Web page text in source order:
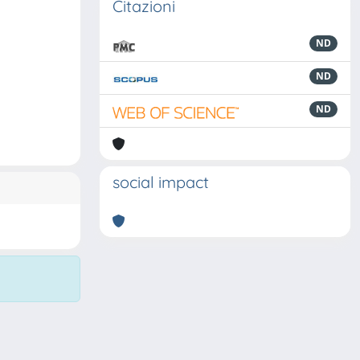
Citazioni
ND
ND
ND
social impact